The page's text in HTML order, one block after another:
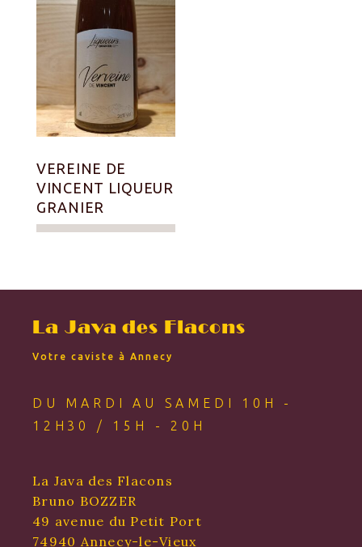
VEREINE DE
VINCENT LIQUEUR
GRANIER
La Java des Flacons
Votre caviste à Annecy
DU MARDI AU SAMEDI 10H -
12H30 / 15H - 20H
La Java des Flacons
Bruno BOZZER
49 avenue du Petit Port
74940 Annecy-le-Vieux